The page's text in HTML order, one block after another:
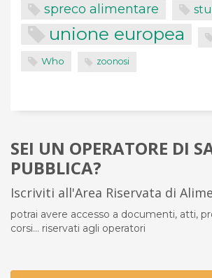
spreco alimentare
unione europea
Who zoonosi
SEI UN OPERATORE DI
PUBBLICA?
Iscriviti all'Area Riservata di
potrai avere accesso a documenti, atti,
corsi... riservati agli operatori